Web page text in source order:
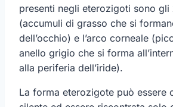
presenti negli eterozigoti sono gli
(accumuli di grasso che si
dell’occhio) e l’arco corneale
anello grigio che si forma
alla periferia dell’iride).
La forma eterozigote può essere